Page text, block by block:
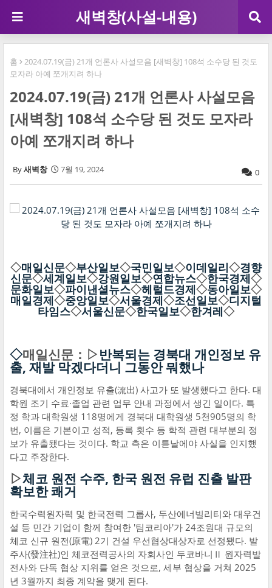
새벽창(사설-내용)
홈
2024.07.19(금) 21개 언론사 사설모음 [새벽창] 108석 소수당 된 것도
모자라 아예 쪼개지려 하나
2024.07.19(금) 21개 언론사 사설모음
[새벽창] 108석 소수당 된 것도 모자라
아예 쪼개지려 하나
새벽창 7월 19, 2024 0
◇매일신문◇부산일보◇국민일보◇이데일리◇경향
신문◇세계일보◇강원일보◇연합뉴스◇한국경제◇
문화일보◇파이낸셜뉴스◇헤럴드경제◇동아일보◇
매일경제◇중앙일보◇서울경제◇조선일보◇디지털
타임스◇서울신문◇한국일보◇한겨레◇
◇매일신문：▷반복되는 경북대 개인정보 유
출, 재발 막겠다더니 그동안 뭐했나
경북대에서 개인정보 유출(流出) 사고가 또 발생했다고 한다. 대
학원 조기 수료·졸업 관련 업무 안내 과정에서 생긴 일이다. 특
정 학과 대학원생 118명에게 경북대 대학원생 5천905명의 학
번, 이름은 기본이고 성적, 등록 횟수 등 학적 관련 대부분의 정
보가 유출됐다는 것이다. 학교 측은 이튿날에야 사실을 인지했
다고 주장한다.
▷체코 원전 수주, 한국 원전 유럽 진출 발판
확보한 쾌거
한국수력원자력 및 한국전력 그룹사, 두산에너빌리티와 대우건
설 등 민간 기업이 함께 참여한 '팀코리아'가 24조원대 규모의
체코 신규 원전(原電) 2기 건설 우선협상대상자로 선정됐다. 발
주사(發注社)인 체코전력공사의 자회사인 두코바니Ⅱ 원자력발
전사와 단독 협상 지위를 얻은 것으로, 세부 협상을 거쳐 2025
년 3월까지 최종 계약을 맺게 된다.